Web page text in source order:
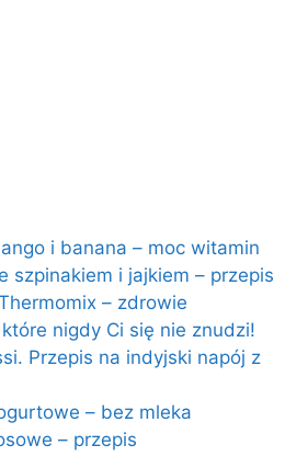
i banana – moc witamin
szpinakiem i jajkiem – przepis
– zdrowie
nigdy Ci się nie znudzi!
Przepis na indyjski napój z
– bez mleka
– przepis